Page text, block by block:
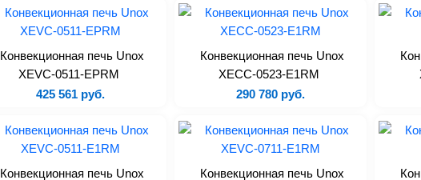
Конвекционная печь Unox
XEVC-0511-EPRM
425 561 руб.
Конвекционная печь Unox
XECC-0523-E1RM
290 780 руб.
Конвекционная печь Unox
Конвекционная печь Unox